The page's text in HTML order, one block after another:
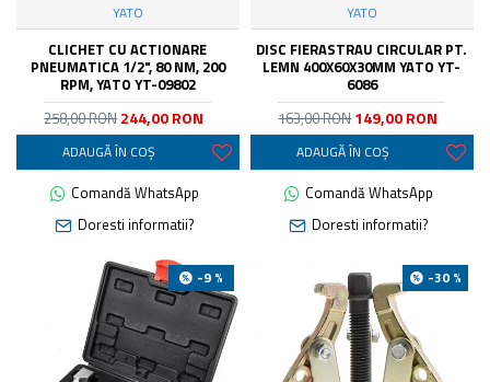
YATO
CLICHET CU ACTIONARE
PNEUMATICA 1/2", 80 NM, 200
RPM, YATO YT-09802
258,00 RON244,00 RON
ADAUGĂ ÎN COŞ
Comandă WhatsApp
Doresti informatii?
YATO
DISC FIERASTRAU CIRCULAR PT.
LEMN 400X60X30MM YATO YT-
6086
163,00 RON149,00 RON
ADAUGĂ ÎN COŞ
Comandă WhatsApp
Doresti informatii?
-9 % -30 %